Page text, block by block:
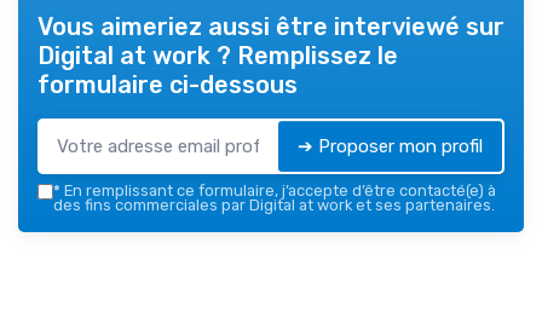
Vous aimeriez aussi être interviewé sur
Digital at work ? Remplissez le
formulaire ci-dessous
➔ Proposer mon profil
* En remplissant ce formulaire, j’accepte d’être contacté(e) à
des fins commerciales par Digital at work et ses partenaires.